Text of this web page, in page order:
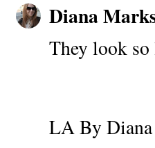
Diana
They look so
LA By